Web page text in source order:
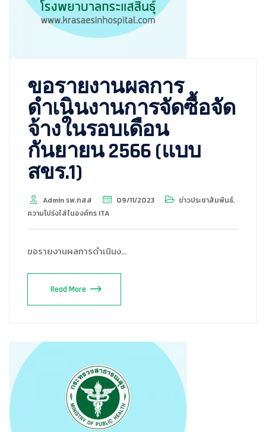
ขอรายงานผลการ
ดำเนินงานการจัดซื้อจัด
จ้างในรอบเดือน
กันยายน 2566 (แบบ
สขร.1)
Admin รพ.กสส 09/11/2023 ข่าวประชาสัมพันธ์,
ความโปร่งใส่ในองค์กร ITA
ขอรายงานผลการดำเนินง…
Read More